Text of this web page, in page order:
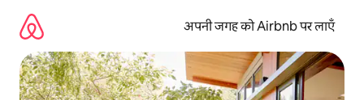
छोड़कर
सीधा
कॉन्टेंट
अपनी जगह को Airbnb पर लाएँ